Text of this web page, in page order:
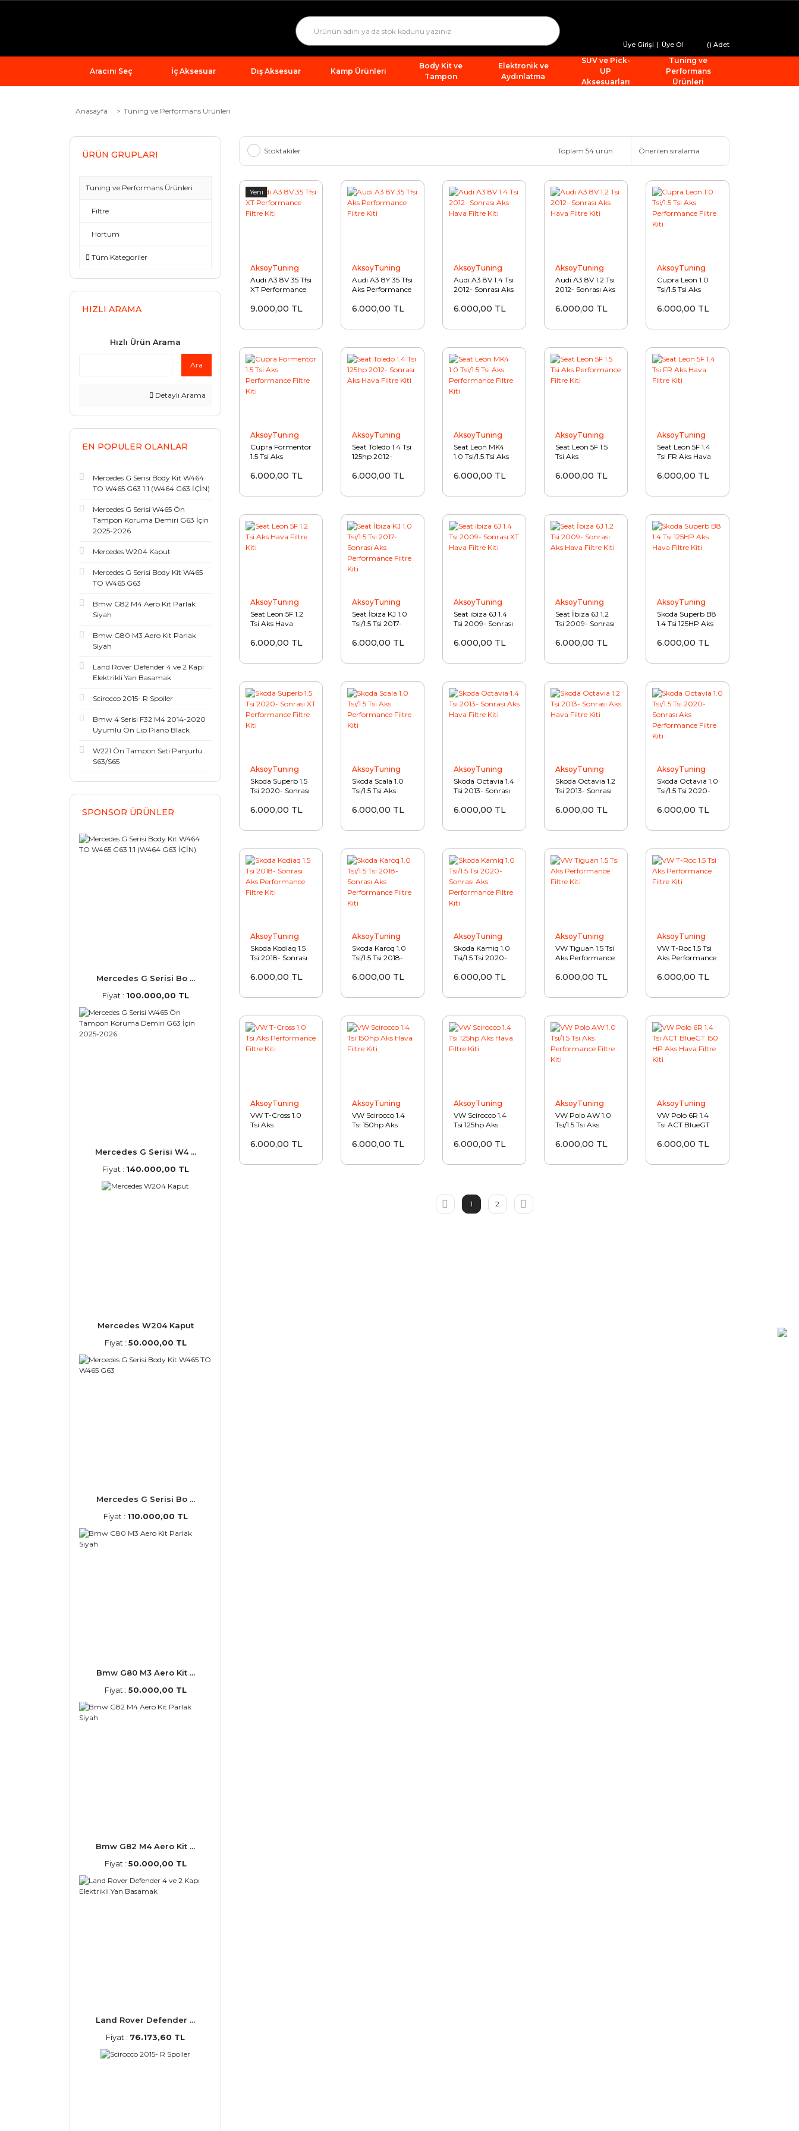
Üye Girişi | Üye Ol () Adet
Aracını Seç İç Aksesuar Dış Aksesuar Kamp Ürünleri
Body Kit ve
Tampon
Elektronik ve
Aydınlatma
SUV ve Pick-
UP
Aksesuarları
Tuning ve
Performans
Ürünleri
Anasayfa Tuning ve Performans Ürünleri
ÜRÜN GRUPLARI
Tuning ve Performans Ürünleri
Filtre
Hortum
Tüm Kategoriler
HIZLI ARAMA
Hızlı Ürün Arama
Ara
Detaylı Arama
EN POPULER OLANLAR
Mercedes G Serisi Body Kit W464
TO W465 G63 1:1 (W464 G63 İÇİN)
Mercedes G Serisi W465 Ön
Tampon Koruma Demiri G63 İçin
2025-2026
Mercedes W204 Kaput
Mercedes G Serisi Body Kit W465
TO W465 G63
Bmw G82 M4 Aero Kit Parlak
Siyah
Bmw G80 M3 Aero Kit Parlak
Siyah
Land Rover Defender 4 ve 2 Kapı
Elektrikli Yan Basamak
Scirocco 2015- R Spoiler
Bmw 4 Serisi F32 M4 2014-2020
Uyumlu Ön Lip Piano Black
W221 Ön Tampon Seti Panjurlu
S63/S65
SPONSOR ÜRÜNLER
Mercedes G Serisi Bo ...
Fiyat : 100.000,00 TL
Mercedes G Serisi W4 ...
Fiyat : 140.000,00 TL
Mercedes W204 Kaput
Fiyat : 50.000,00 TL
Mercedes G Serisi Bo ...
Fiyat : 110.000,00 TL
Bmw G80 M3 Aero Kit ...
Fiyat : 50.000,00 TL
Bmw G82 M4 Aero Kit ...
Fiyat : 50.000,00 TL
Land Rover Defender ...
Fiyat : 76.173,60 TL
Stoktakiler Toplam 54 ürün
Yeni
AksoyTuning
Audi A3 8V 35 Tfsi
XT Performance
9.000,00 TL
AksoyTuning
Audi A3 8Y 35 Tfsi
Aks Performance
6.000,00 TL
AksoyTuning
Audi A3 8V 1.4 Tsi
2012- Sonrası Aks
6.000,00 TL
AksoyTuning
Audi A3 8V 1.2 Tsi
2012- Sonrası Aks
6.000,00 TL
AksoyTuning
Cupra Leon 1.0
Tsi/1.5 Tsi Aks
Filtre Kiti
6.000,00 TL
AksoyTuning
Cupra Formentor
1.5 Tsi Aks
Filtre Kiti
6.000,00 TL
AksoyTuning
Seat Toledo 1.4 Tsi
125hp 2012-
Filtre Kiti
6.000,00 TL
AksoyTuning
Seat Leon MK4
1.0 Tsi/1.5 Tsi Aks
Filtre Kiti
6.000,00 TL
AksoyTuning
Seat Leon 5F 1.5
Tsi Aks
Filtre Kiti
6.000,00 TL
AksoyTuning
Seat Leon 5F 1.4
Tsi FR Aks Hava
6.000,00 TL
AksoyTuning
Seat Leon 5F 1.2
Tsi Aks Hava
6.000,00 TL
AksoyTuning
Seat İbiza KJ 1.0
Tsi/1.5 Tsi 2017-
Performance
6.000,00 TL
AksoyTuning
Seat ibiza 6J 1.4
Tsi 2009- Sonrası
6.000,00 TL
AksoyTuning
Seat İbiza 6J 1.2
Tsi 2009- Sonrası
Kiti
6.000,00 TL
AksoyTuning
Skoda Superb B8
1.4 Tsi 125HP Aks
6.000,00 TL
AksoyTuning
Skoda Superb 1.5
Tsi 2020- Sonrası
Filtre Kiti
6.000,00 TL
AksoyTuning
Skoda Scala 1.0
Tsi/1.5 Tsi Aks
Filtre Kiti
6.000,00 TL
AksoyTuning
Skoda Octavia 1.4
Tsi 2013- Sonrası
Kiti
6.000,00 TL
AksoyTuning
Skoda Octavia 1.2
Tsi 2013- Sonrası
Kiti
6.000,00 TL
AksoyTuning
Skoda Octavia 1.0
Tsi/1.5 Tsi 2020-
Performance
6.000,00 TL
AksoyTuning
Skoda Kodiaq 1.5
Tsi 2018- Sonrası
Filtre Kiti
6.000,00 TL
AksoyTuning
Skoda Karoq 1.0
Tsi/1.5 Tsi 2018-
Performance
6.000,00 TL
AksoyTuning
Skoda Kamiq 1.0
Tsi/1.5 Tsi 2020-
Performance
6.000,00 TL
AksoyTuning
VW Tiguan 1.5 Tsi
Aks Performance
6.000,00 TL
AksoyTuning
VW T-Roc 1.5 Tsi
Aks Performance
6.000,00 TL
AksoyTuning
VW T-Cross 1.0
Tsi Aks
Filtre Kiti
6.000,00 TL
AksoyTuning
VW Scirocco 1.4
Tsi 150hp Aks
6.000,00 TL
AksoyTuning
VW Scirocco 1.4
Tsi 125hp Aks
6.000,00 TL
AksoyTuning
VW Polo AW 1.0
Tsi/1.5 Tsi Aks
Filtre Kiti
6.000,00 TL
AksoyTuning
VW Polo 6R 1.4
Tsi ACT BlueGT
Filtre Kiti
6.000,00 TL
1 2